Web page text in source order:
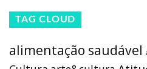
TAG CLOUD
alimentação saudável